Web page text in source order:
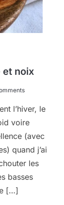
et noix
l’hiver, le
voire
(avec
quand j’ai
les
basses
[…]